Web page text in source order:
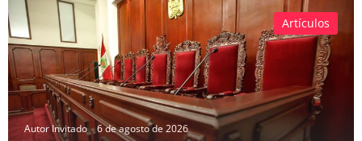
Autor Invitado 6 de agosto de 2026
Artículos